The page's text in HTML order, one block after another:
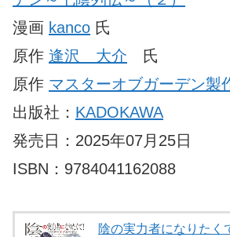
漫画 kanco 氏
原作 逢沢 大介 氏
原作 マスターオブガーデン製
出版社： KADOKAWA
発売日：2025年07月25日
ISBN：9784041162088
陰の実力者になりたく